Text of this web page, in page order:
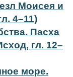
Моисея и
4–11)
Пасха
гл. 12–
море.